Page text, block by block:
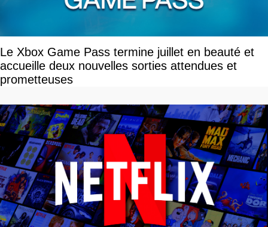
Le Xbox Game Pass termine juillet en beauté et
accueille deux nouvelles sorties attendues et
prometteuses